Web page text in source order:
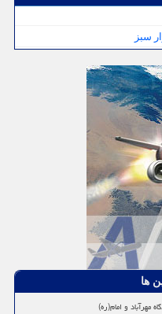
سبز
ها
مهرآباد و امام(ره)